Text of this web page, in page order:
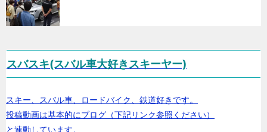
スバスキ(スバル車大好きスキーヤー)
スキー、スバル車、ロードバイク、鉄道好きです。
投稿動画は基本的にブログ（下記リンク参照ください）
と連動しています。